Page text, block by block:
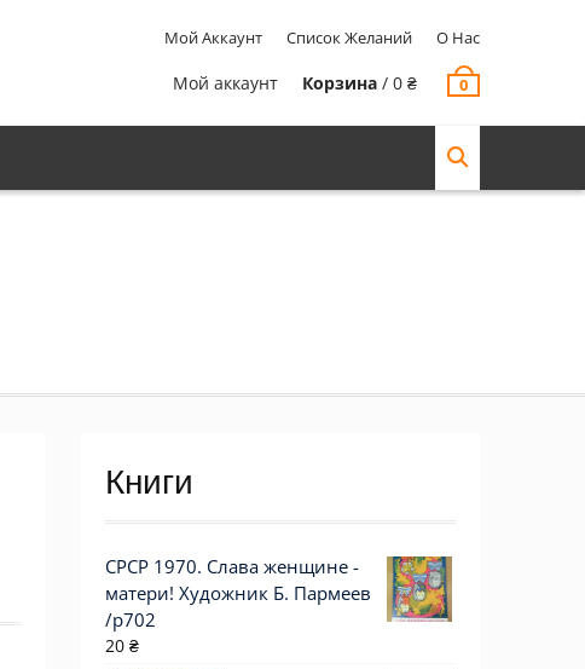
Мой Аккаунт Список Желаний О Нас
Мой аккаунт Корзина / 0 ₴ 0
Книги
СРСР 1970. Слава женщине -
матери! Художник Б. Пармеев
/р702
20 ₴